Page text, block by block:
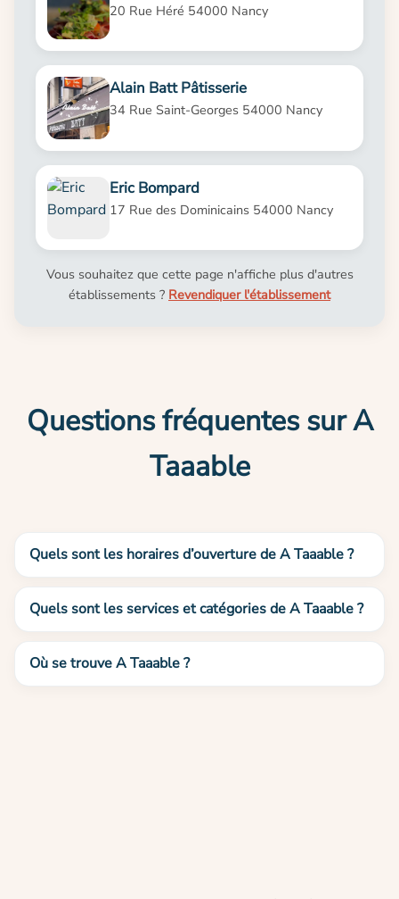
20 Rue Héré 54000 Nancy
Alain Batt Pâtisserie
34 Rue Saint-Georges 54000 Nancy
Eric Bompard
17 Rue des Dominicains 54000 Nancy
Vous souhaitez que cette page n'affiche plus d'autres
établissements ? Revendiquer l'établissement
Questions fréquentes sur A
Taaable
Quels sont les horaires d’ouverture de A Taaable ?
Quels sont les services et catégories de A Taaable ?
Où se trouve A Taaable ?